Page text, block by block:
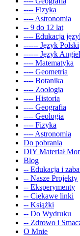
---- Fizyka
---- Astronomia
-- 9 do 12 lat
---- Edukacja
------ Język Polski
------ Język
---- Matematyka
---- Geometria
---- Botanika
---- Zoologia
---- Historia
---- Geografia
---- Geologia
---- Fizyka
---- Astronomia
Do pobrania
DIY Materiał
Blog
-- Edukacja i
-- Nasze Projekty
-- Eksperymenty
-- Ciekawe linki
-- Książki
-- Do Wydruku
-- Zdrowo i
O Mnie